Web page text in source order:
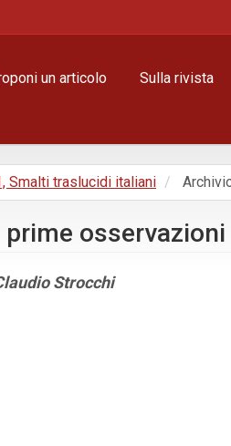
un articolo Sulla rivista
Smalti traslucidi italiani
Strocchi